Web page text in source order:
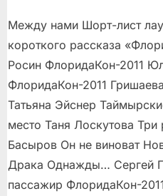
Между нами Шорт-лист
короткого рассказа
Росин ФлоридаКон-2011
ФлоридаКон-2011
Татьяна Эйснер
место Таня Лоскутова
Басыров Он не виноват
Драка Однажды… Сергей
пассажир ФлоридаКон-